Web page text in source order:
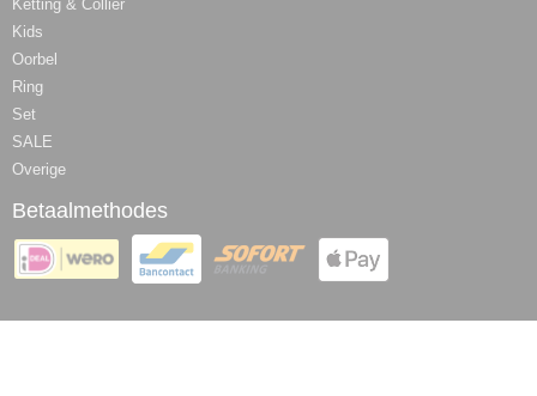
Ketting & Collier
Kids
Oorbel
Ring
Set
SALE
Overige
Betaalmethodes